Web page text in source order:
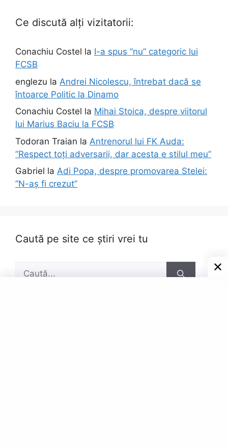
Ce discută alți vizitatorii:
Conachiu Costel la I-a spus ”nu” categoric lui
FCSB
englezu la Andrei Nicolescu, întrebat dacă se
întoarce Politic la Dinamo
Conachiu Costel la Mihai Stoica, despre viitorul
lui Marius Baciu la FCSB
Todoran Traian la Antrenorul lui FK Auda:
”Respect toți adversarii, dar acesta e stilul meu”
Gabriel la Adi Popa, despre promovarea Stelei:
”N-aș fi crezut”
Caută pe site ce știri vrei tu
Caută
după: